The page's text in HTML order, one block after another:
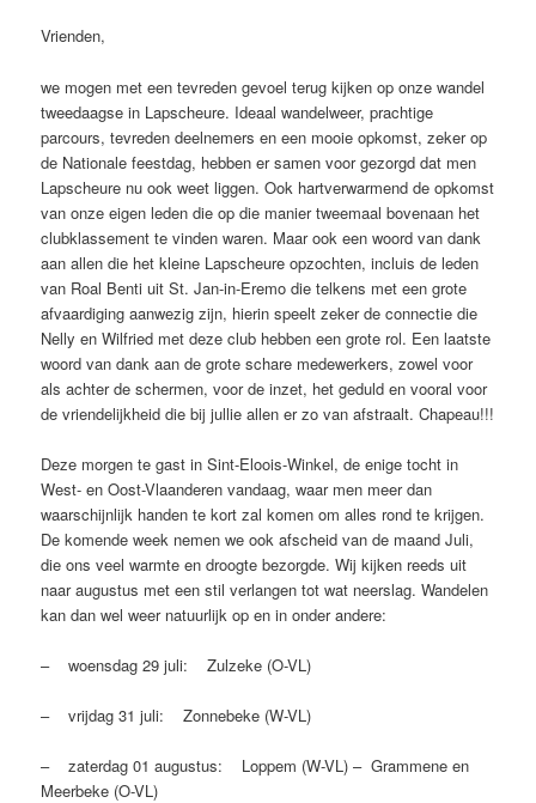
Vrienden,
we mogen met een tevreden gevoel terug kijken op onze wandel
tweedaagse in Lapscheure. Ideaal wandelweer, prachtige
parcours, tevreden deelnemers en een mooie opkomst, zeker op
de Nationale feestdag, hebben er samen voor gezorgd dat men
Lapscheure nu ook weet liggen. Ook hartverwarmend de opkomst
van onze eigen leden die op die manier tweemaal bovenaan het
clubklassement te vinden waren. Maar ook een woord van dank
aan allen die het kleine Lapscheure opzochten, incluis de leden
van Roal Benti uit St. Jan-in-Eremo die telkens met een grote
afvaardiging aanwezig zijn, hierin speelt zeker de connectie die
Nelly en Wilfried met deze club hebben een grote rol. Een laatste
woord van dank aan de grote schare medewerkers, zowel voor
als achter de schermen, voor de inzet, het geduld en vooral voor
de vriendelijkheid die bij jullie allen er zo van afstraalt. Chapeau!!!
Deze morgen te gast in Sint-Eloois-Winkel, de enige tocht in
West- en Oost-Vlaanderen vandaag, waar men meer dan
waarschijnlijk handen te kort zal komen om alles rond te krijgen.
De komende week nemen we ook afscheid van de maand Juli,
die ons veel warmte en droogte bezorgde. Wij kijken reeds uit
naar augustus met een stil verlangen tot wat neerslag. Wandelen
kan dan wel weer natuurlijk op en in onder andere:
– woensdag 29 juli: Zulzeke (O-VL)
– vrijdag 31 juli: Zonnebeke (W-VL)
– zaterdag 01 augustus: Loppem (W-VL) – Grammene en
Meerbeke (O-VL)